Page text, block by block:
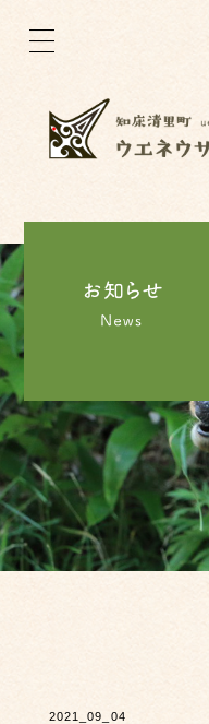
2021_09_04